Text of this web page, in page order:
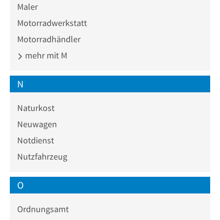
Maler
Motorradwerkstatt
Motorradhändler
mehr mit M
N
Naturkost
Neuwagen
Notdienst
Nutzfahrzeug
O
Ordnungsamt